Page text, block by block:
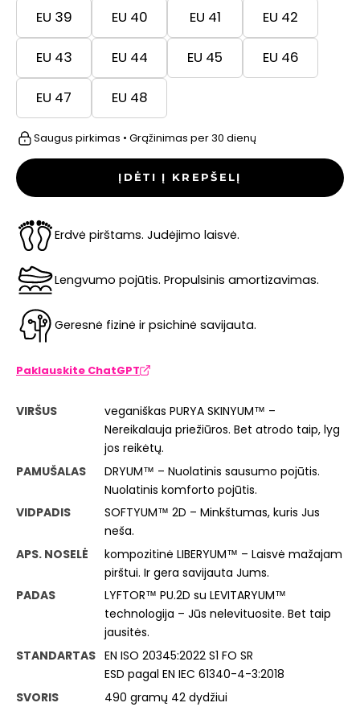
EU 39 EU 40 EU 41 EU 42
EU 43 EU 44 EU 45 EU 46
EU 47 EU 48
Saugus pirkimas • Grąžinimas per 30 dienų
ĮDĖTI Į KREPŠELĮ
Erdvė pirštams. Judėjimo laisvė.
Lengvumo pojūtis. Propulsinis amortizavimas.
Geresnė fizinė ir psichinė savijauta.
Paklauskite ChatGPT
VIRŠUS
veganiškas PURYA SKINYUM™ –
Nereikalauja priežiūros. Bet atrodo taip, lyg
jos reikėtų.
PAMUŠALAS
DRYUM™ – Nuolatinis sausumo pojūtis.
Nuolatinis komforto pojūtis.
VIDPADIS
SOFTYUM™ 2D – Minkštumas, kuris Jus
neša.
APS. NOSELĖ
kompozitinė LIBERYUM™ – Laisvė mažajam
pirštui. Ir gera savijauta Jums.
PADAS
LYFTOR™ PU.2D su LEVITARYUM™
technologija – Jūs nelevituosite. Bet taip
jausitės.
STANDARTAS EN ISO 20345:2022 S1 FO SR
ESD pagal EN IEC 61340-4-3:2018
SVORIS
490 gramų 42 dydžiui